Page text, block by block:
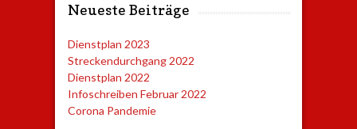
Neueste Beiträge
Dienstplan 2023
Streckendurchgang 2022
Dienstplan 2022
Infoschreiben Februar 2022
Corona Pandemie